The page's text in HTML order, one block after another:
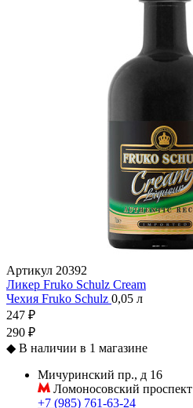
Артикул 20392
Ликер Fruko Schulz Cream
Чехия Fruko Schulz 0,05 л
247 ₽
290 ₽
◆ В наличии в 1 магазине
Мичуринский пр., д 16
Ломоносовский проспект
+7 (985) 761-63-24